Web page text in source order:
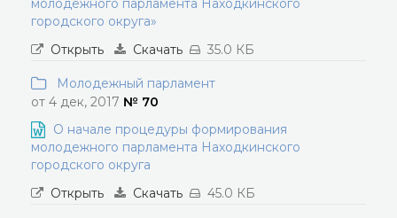
молодежного парламента Находкинского
городского округа»
Открыть
Скачать 35.0 КБ
Молодежный парламент
от 4 дек, 2017 № 70
О начале процедуры формирования
молодежного парламента Находкинского
городского округа
Открыть
Скачать 45.0 КБ